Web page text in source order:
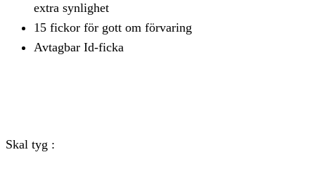
extra synlighet
15 fickor för gott om förvaring
Avtagbar Id-ficka
Skal tyg :